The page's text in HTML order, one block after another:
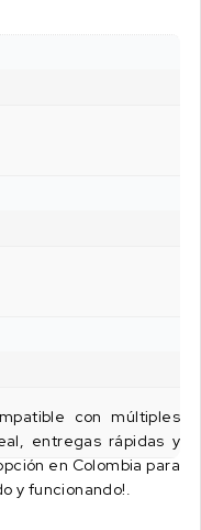
con múltiples
entregas rápidas y
en Colombia para
y funcionando!.